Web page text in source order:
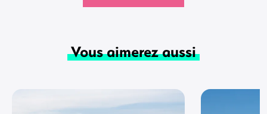
Vous aimerez aussi